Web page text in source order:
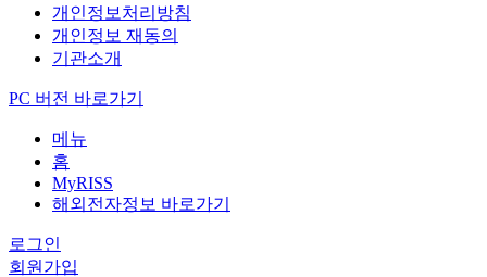
개인정보처리방침
개인정보 재동의
기관소개
PC 버전 바로가기
메뉴
홈
MyRISS
해외전자정보 바로가기
로그인
회원가입